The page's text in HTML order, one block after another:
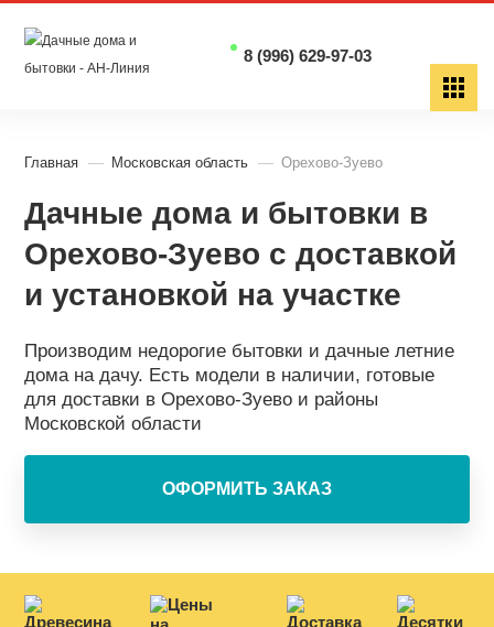
8 (996) 629-97-03
Главная Московская область Орехово-Зуево
Дачные дома и бытовки в
Орехово-Зуево с доставкой
и установкой на участке
Производим недорогие бытовки и дачные летние
дома на дачу. Есть модели в наличии, готовые
для доставки в Орехово-Зуево и районы
Московской области